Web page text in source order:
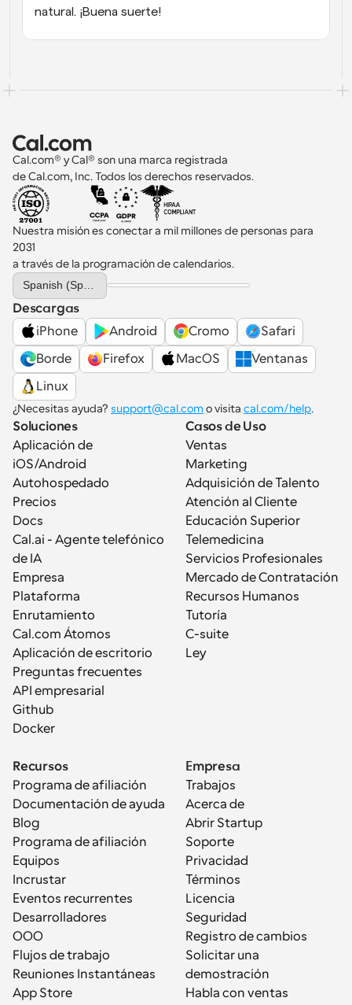
natural. ¡Buena suerte!
Cal.com® y Cal® son una marca registrada
de Cal.com, Inc. Todos los derechos reservados.
Nuestra misión es conectar a mil millones de personas para
2031
a través de la programación de calendarios.
Select Language
Descargas
iPhone
Android Cromo
Safari
Borde
Firefox MacOS
Ventanas
Linux
¿Necesitas ayuda? support@cal.com o visita cal.com/help.
Soluciones
Aplicación de
iOS/Android
Autohospedado
Precios
Docs
Cal.ai - Agente telefónico
de IA
Empresa
Plataforma
Enrutamiento
Cal.com Átomos
Aplicación de escritorio
Preguntas frecuentes
API empresarial
Github
Docker
Casos de Uso
Ventas
Marketing
Adquisición de Talento
Atención al Cliente
Educación Superior
Telemedicina
Servicios Profesionales
Mercado de Contratación
Recursos Humanos
Tutoría
C-suite
Ley
Recursos
Programa de afiliación
Documentación de ayuda
Blog
Programa de afiliación
Equipos
Incrustar
Eventos recurrentes
Desarrolladores
OOO
Flujos de trabajo
Reuniones Instantáneas
App Store
Empresa
Trabajos
Acerca de
Abrir Startup
Soporte
Privacidad
Términos
Licencia
Seguridad
Registro de cambios
Solicitar una
demostración
Habla con ventas